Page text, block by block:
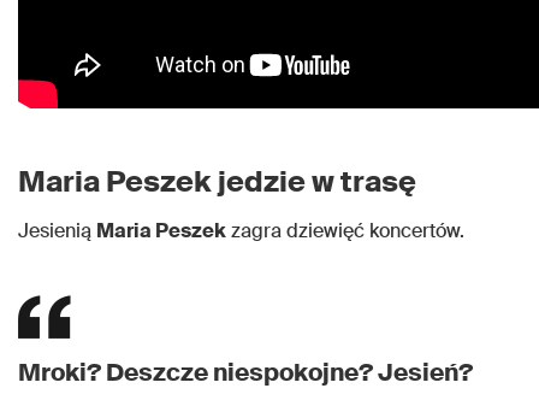
Maria Peszek jedzie w trasę
Jesienią Maria Peszekzagra dziewięć koncertów.
Mroki? Deszcze niespokojne? Jesień?